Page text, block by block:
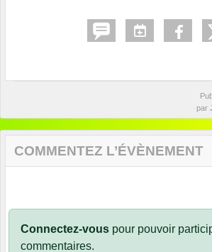
par
COMMENTEZ L’ÉVÈNEMENT
Connectez-vous pour pouvoir
commentaires.